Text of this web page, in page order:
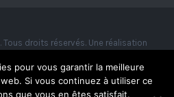
droits réservés. Une réalisation
pour vous garantir la meilleure
Si vous continuez à utiliser ce
que vous en êtes satisfait.